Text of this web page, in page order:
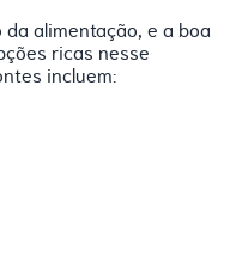
alimentação, e a boa
ricas nesse
incluem: